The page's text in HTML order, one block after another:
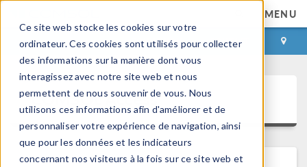
Ce site web stocke les cookies sur votre
ordinateur. Ces cookies sont utilisés pour collecter
des informations sur la manière dont vous
interagissez avec notre site web et nous
permettent de nous souvenir de vous. Nous
utilisons ces informations afin d'améliorer et de
personnaliser votre expérience de navigation, ainsi
que pour les données et les indicateurs
concernant nos visiteurs à la fois sur ce site web et
MENU
CONNEXION CONTACT
COMSOL Access